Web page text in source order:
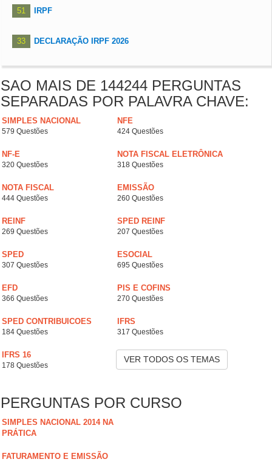
51 IRPF
33 DECLARAÇÃO IRPF 2026
SAO MAIS DE 144244 PERGUNTAS
SEPARADAS POR PALAVRA CHAVE:
SIMPLES NACIONAL
579 Questões
NFE
424 Questões
NF-E
320 Questões
NOTA FISCAL ELETRÔNICA
318 Questões
NOTA FISCAL
444 Questões
EMISSÃO
260 Questões
REINF
269 Questões
SPED REINF
207 Questões
SPED
307 Questões
ESOCIAL
695 Questões
EFD
366 Questões
PIS E COFINS
270 Questões
SPED CONTRIBUICOES
184 Questões
IFRS
317 Questões
IFRS 16
178 Questões
VER TODOS OS TEMAS
PERGUNTAS POR CURSO
SIMPLES NACIONAL 2014 NA
PRÁTICA
FATURAMENTO E EMISSÃO